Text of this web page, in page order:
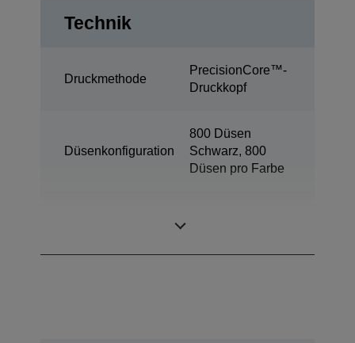
Technik
Druckmethode
PrecisionCore™-
Druckkopf
Düsenkonfiguration
800 Düsen
Schwarz, 800
Düsen pro Farbe